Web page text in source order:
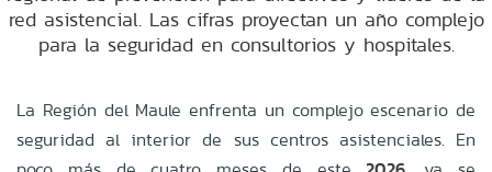
red asistencial. Las cifras proyectan un año complejo
para la seguridad en consultorios y hospitales.
La Región del Maule enfrenta un complejo escenario de
seguridad al interior de sus centros asistenciales. En